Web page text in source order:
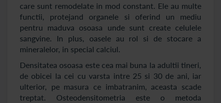
care sunt remodelate in mod constant. Ele au multe
functii, protejand organele si oferind un mediu
pentru maduva osoasa unde sunt create celulele
sangvine. In plus, oasele au rol si de stocare a
mineralelor, in special calciul.
Densitatea osoasa este cea mai buna la adultii tineri,
de obicei la cei cu varsta intre 25 si 30 de ani, iar
ulterior, pe masura ce imbatranim, aceasta scade
treptat. Osteodensitometria este o metoda